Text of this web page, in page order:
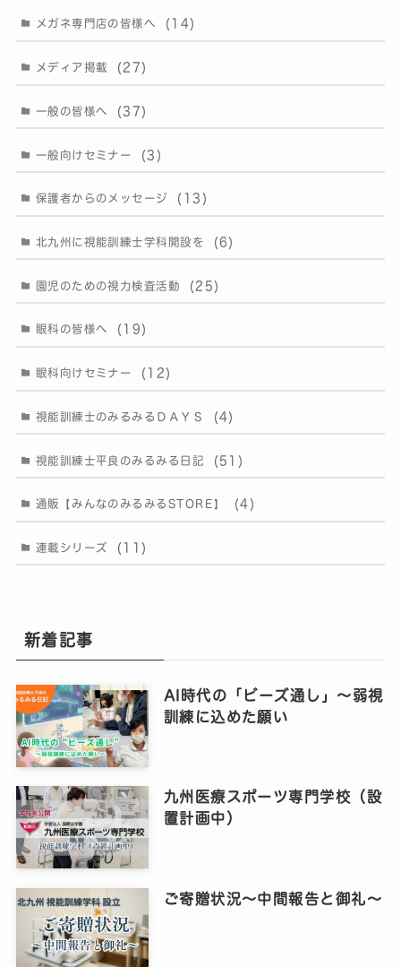
メガネ専門店の皆様へ (14)
メディア掲載 (27)
一般の皆様へ (37)
一般向けセミナー (3)
保護者からのメッセージ (13)
北九州に視能訓練士学科開設を (6)
園児のための視力検査活動 (25)
眼科の皆様へ (19)
眼科向けセミナー (12)
視能訓練士のみるみるＤＡＹＳ (4)
視能訓練士平良のみるみる日記 (51)
通販【みんなのみるみるSTORE】 (4)
連載シリーズ (11)
新着記事
AI時代の「ビーズ通し」〜弱視
訓練に込めた願い
九州医療スポーツ専門学校（設
置計画中）
ご寄贈状況～中間報告と御礼～